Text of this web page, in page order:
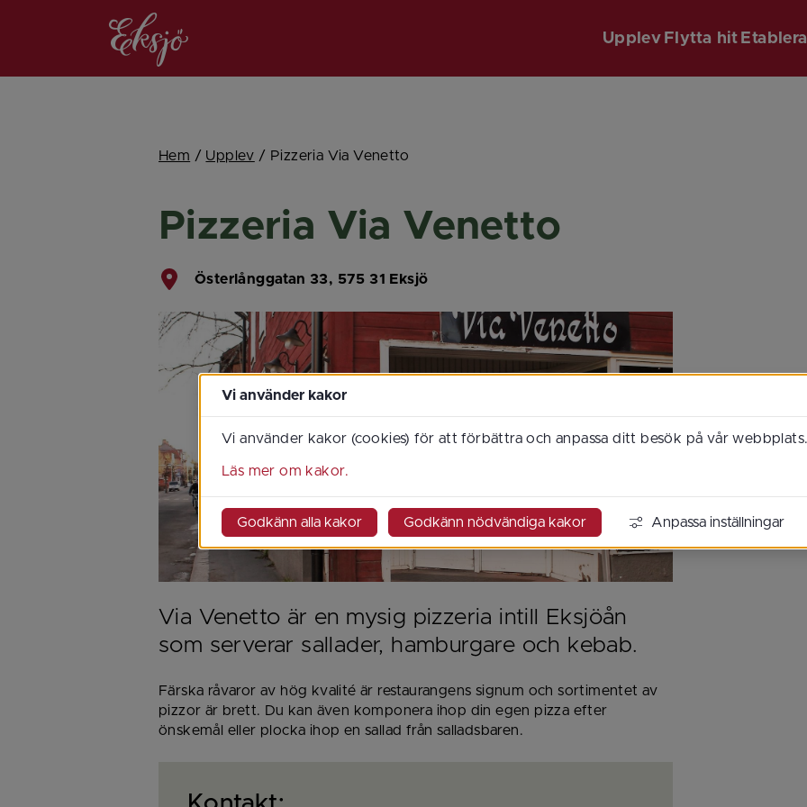
Upplev Flytta hit Etablera
Hem / Upplev / Pizzeria Via Venetto
Pizzeria Via Venetto
Österlånggatan 33, 575 31 Eksjö
Via Venetto är en mysig pizzeria intill Eksjöån
som serverar sallader, hamburgare och kebab.
Färska råvaror av hög kvalité är restaurangens signum och sortimentet av
pizzor är brett. Du kan även komponera ihop din egen pizza efter
önskemål eller plocka ihop en sallad från salladsbaren.
Vi använder kakor
Vi använder kakor (cookies) för att förbättra och anpassa ditt besök på vår
Läs mer om kakor.
Godkänn alla kakor Godkänn nödvändiga kakor Anpassa inställningar